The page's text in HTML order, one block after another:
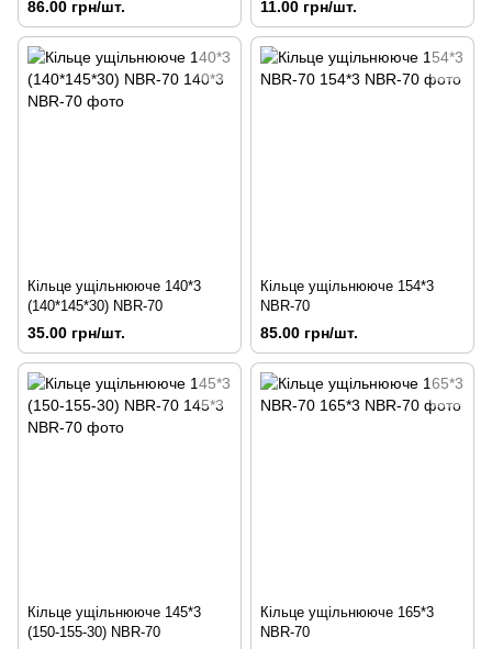
86.00 грн/шт. 11.00 грн/шт.
Кільце ущільнююче 140*3
(140*145*30) NBR-70
35.00 грн/шт.
Кільце ущільнююче 154*3
NBR-70
85.00 грн/шт.
Кільце ущільнююче 145*3
(150-155-30) NBR-70
Кільце ущільнююче 165*3
NBR-70